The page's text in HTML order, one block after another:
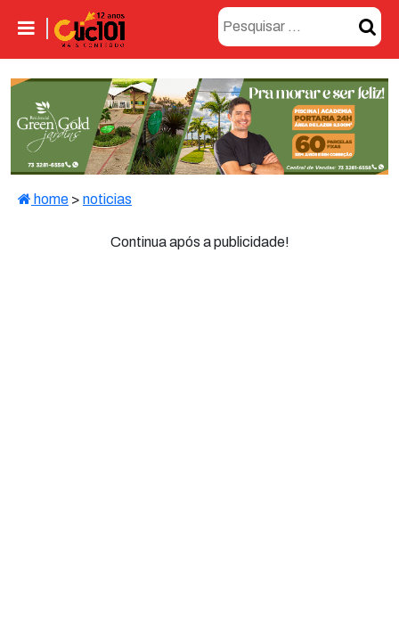
home > noticias
Continua após a publicidade!